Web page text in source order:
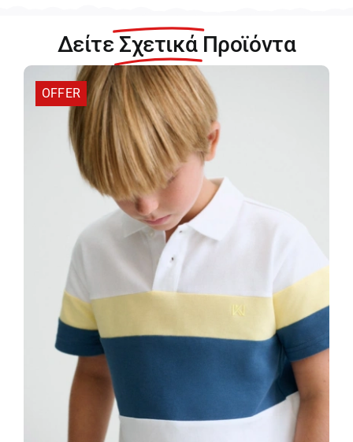
για
2464510-
Beige
ποσότητα
Δείτε Σχετικά Προϊόντα
OFFER